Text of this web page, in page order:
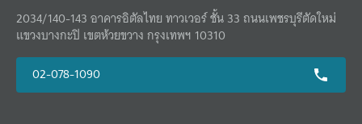
2034/140-143 อาคารอิตัลไทย ทาวเวอร์ ชั้น 33 ถนนเพชรบุรีตัดใหม่
แขวงบางกะปิ เขตห้วยขวาง กรุงเทพฯ 10310
02-078-1090